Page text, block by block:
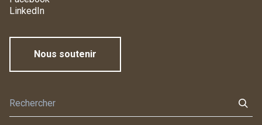
LinkedIn
Nous soutenir